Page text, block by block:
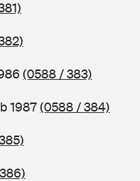
(0588 / 383)
1987(0588 / 384)